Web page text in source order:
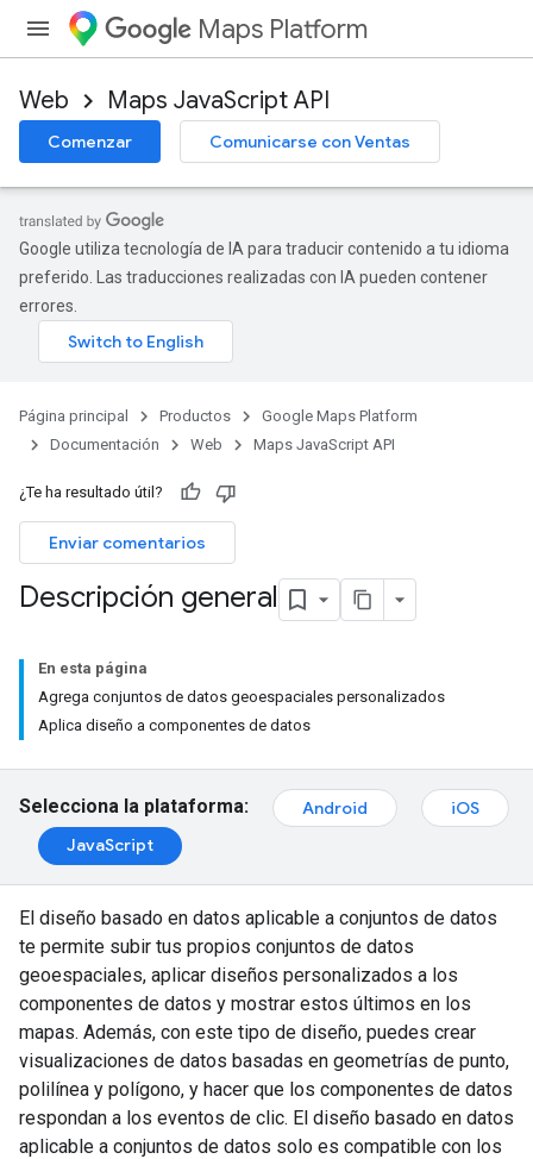
Maps Platform
Web Maps JavaScript API
Comenzar Comunicarse con Ventas
Google utiliza tecnología de IA para traducir contenido a tu idioma
preferido. Las traducciones realizadas con IA pueden contener
errores.
Página principal Productos
Google Maps Platform
Documentación
Web Maps JavaScript API
¿Te ha resultado útil?
Enviar comentarios
Descripción general
En esta página
Agrega conjuntos de datos geoespaciales personalizados
Aplica diseño a componentes de datos
Selecciona la plataforma: Android
iOS
JavaScript
El diseño basado en datos aplicable a conjuntos de datos
te permite subir tus propios conjuntos de datos
geoespaciales, aplicar diseños personalizados a los
componentes de datos y mostrar estos últimos en los
mapas. Además, con este tipo de diseño, puedes crear
visualizaciones de datos basadas en geometrías de punto,
polilínea y polígono, y hacer que los componentes de datos
respondan a los eventos de clic. El diseño basado en datos
aplicable a conjuntos de datos solo es compatible con los